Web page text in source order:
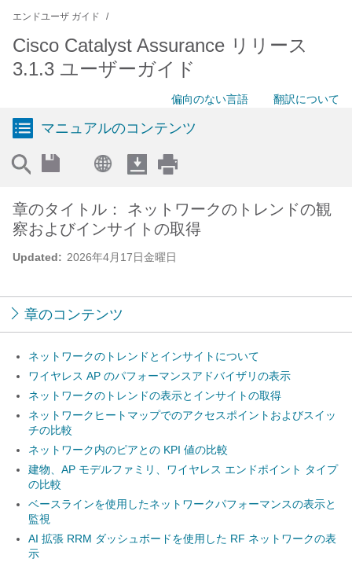
エンドユーザ ガイド
Cisco Catalyst Assurance リリース
3.1.3 ユーザーガイド
偏向のない言語 翻訳について
マニュアルのコンテンツ
Updated: 2026年4月17日金曜日
章のタイトル： ネットワークのトレンドの観
察およびインサイトの取得
章のコンテンツ
ネットワークのトレンドとインサイトについて
ワイヤレス AP のパフォーマンスアドバイザリの表示
ネットワークのトレンドの表示とインサイトの取得
ネットワークヒートマップでのアクセスポイントおよびスイッ
チの比較
ネットワーク内のピアとの KPI 値の比較
建物、AP モデルファミリ、ワイヤレス エンドポイント タイプ
の比較
ベースラインを使用したネットワークパフォーマンスの表示と
監視
AI 拡張 RRM ダッシュボードを使用した RF ネットワークの表
示